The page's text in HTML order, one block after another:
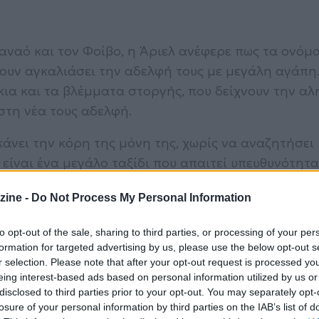
- Do Not Process My Personal Information
opt-out of the sale, sharing to third parties, or processing of your
for targeted advertising by us, please use the below opt-out
selection. Please note that after your opt-out request is processed
interest-based ads based on personal information utilized by us
to third parties prior to your opt-out. You may separately
of your personal information by third parties on the IAB’s list of
και τον Φοίβο, η Άριελ ανέφερε πως τα
αγκαλιάσει την αδελφή τους με μεγάλη αγάπη.
και τα βλέμματα στοργής, που δείχνουν την
νέα τους αδελφή.
την κόρη της μόνη της, χωρίς να αναζητήσει
ένα μεγάλο ταξίδι που απαιτεί
για μια δέσμευση ζωής, και θέλει τα νέα
με αγάπη, όχι από έλλειψη ή φόβο.
όταν χτίζεται με αληθινή αγάπη. Αυτό είναι το
νέα κορίτσια και τα αγόρια», κατέληξε η
και τρυφερότητα την προσωπική της